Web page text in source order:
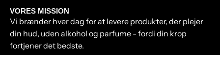
VORES MISSION
Vi brænder hver dag for at levere produkter, der plejer
din hud, uden alkohol og parfume - fordi din krop
fortjener det bedste.